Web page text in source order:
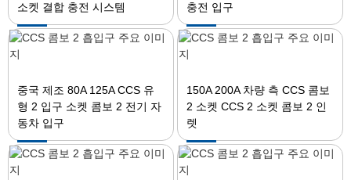
소켓 결합 충전 시스템
충전 입구
중국 제조 80A 125A CCS 유
형 2 입구 소켓 콤보 2 전기 자
동차 입구
150A 200A 차량 측 CCS 콤보
2 소켓 CCS 2 소켓 콤보 2 인
렛